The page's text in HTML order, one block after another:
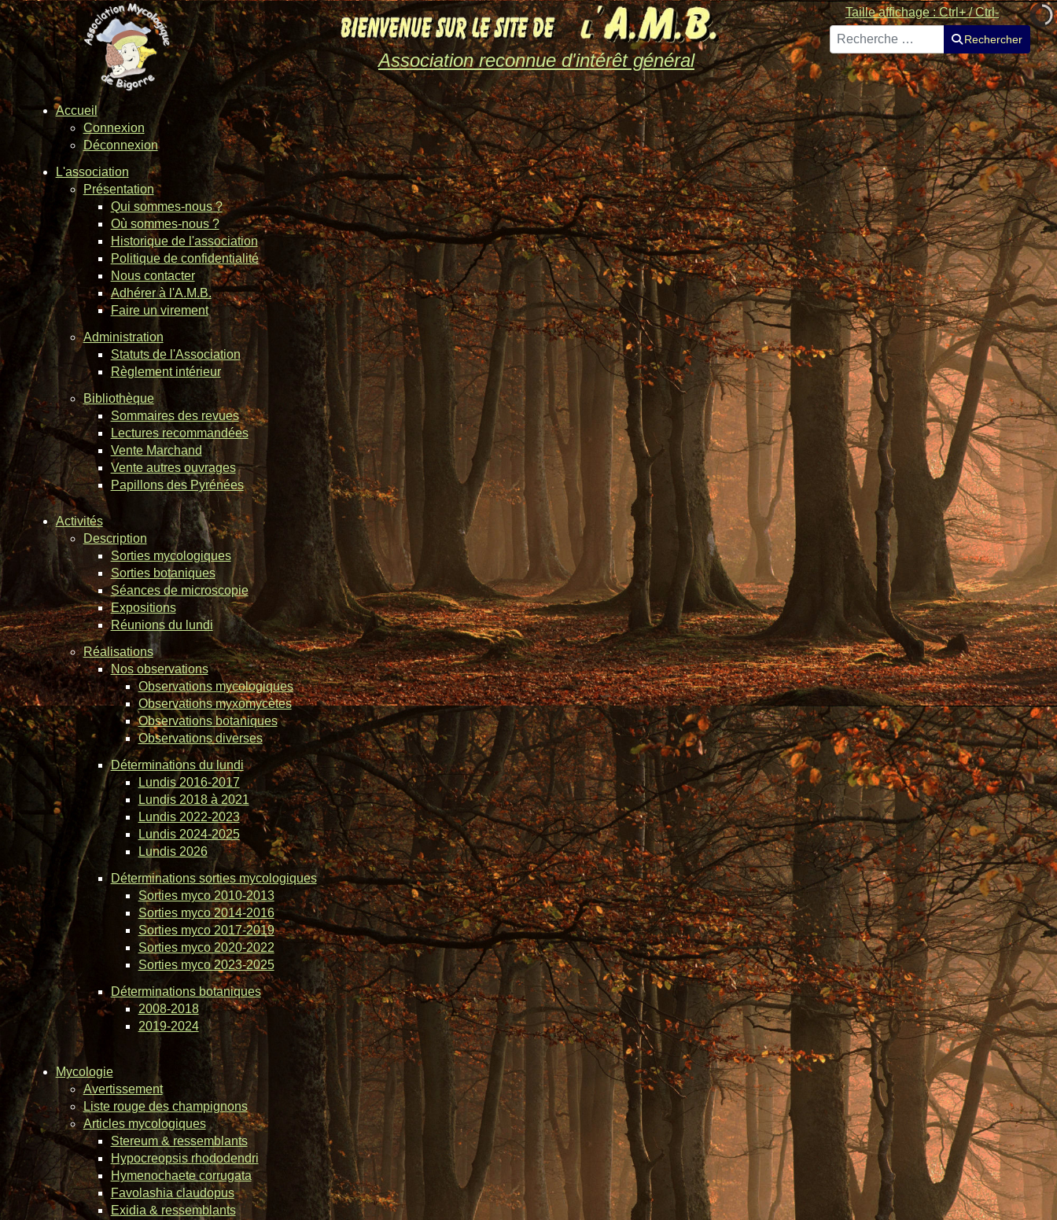
Association reconnue d'intérêt général
Taille affichage : Ctrl+ / Ctrl-
Rechercher
Rechercher
Accueil
Connexion
Déconnexion
L'association
Présentation
Qui sommes-nous ?
Où sommes-nous ?
Historique de l'association
Politique de confidentialité
Nous contacter
Adhérer à l'A.M.B.
Faire un virement
Administration
Statuts de l'Association
Règlement intérieur
Bibliothèque
Sommaires des revues
Lectures recommandées
Vente Marchand
Vente autres ouvrages
Papillons des Pyrénées
Activités
Description
Sorties mycologiques
Sorties botaniques
Séances de microscopie
Expositions
Réunions du lundi
Réalisations
Nos observations
Observations mycologiques
Observations myxomycètes
Observations botaniques
Observations diverses
Déterminations du lundi
Lundis 2016-2017
Lundis 2018 à 2021
Lundis 2022-2023
Lundis 2024-2025
Lundis 2026
Déterminations sorties mycologiques
Sorties myco 2010-2013
Sorties myco 2014-2016
Sorties myco 2017-2019
Sorties myco 2020-2022
Sorties myco 2023-2025
Déterminations botaniques
2008-2018
2019-2024
Mycologie
Avertissement
Liste rouge des champignons
Articles mycologiques
Stereum & ressemblants
Hypocreopsis rhododendri
Hymenochaete corrugata
Favolashia claudopus
Exidia & ressemblants